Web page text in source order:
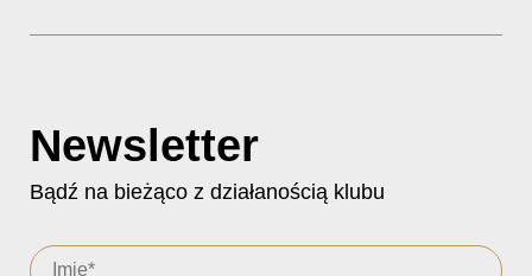
Newsletter
Bądź na bieżąco z działanością klubu